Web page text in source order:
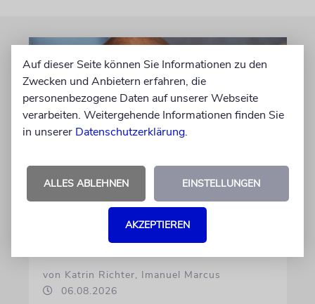
GEHEIMNISSE & GESTÄNDNISSE
von Katrin Richter, Imanuel Marcus
06.08.2026
Auf dieser Seite können Sie Informationen zu den
Zwecken und Anbietern erfahren, die
personenbezogene Daten auf unserer Webseite
verarbeiten. Weitergehende Informationen finden Sie
in unserer Datenschutzerklärung.
ALLES ABLEHNEN EINSTELLUNGEN
AKZEPTIEREN